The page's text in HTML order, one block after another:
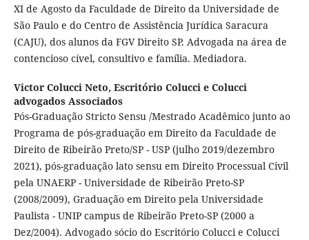
XI de Agosto da Faculdade de Direito da Universidade de
São Paulo e do Centro de Assistência Jurídica Saracura
(CAJU), dos alunos da FGV Direito SP. Advogada na área de
contencioso cível, consultivo e família. Mediadora.
Victor Colucci Neto, Escritório Colucci e Colucci
advogados Associados
Pós-Graduação Stricto Sensu /Mestrado Acadêmico junto ao
Programa de pós-graduação em Direito da Faculdade de
Direito de Ribeirão Preto/SP - USP (julho 2019/dezembro
2021), pós-graduação lato sensu em Direito Processual Civil
pela UNAERP - Universidade de Ribeirão Preto-SP
(2008/2009), Graduação em Direito pela Universidade
Paulista - UNIP campus de Ribeirão Preto-SP (2000 a
Dez/2004). Advogado sócio do Escritório Colucci e Colucci